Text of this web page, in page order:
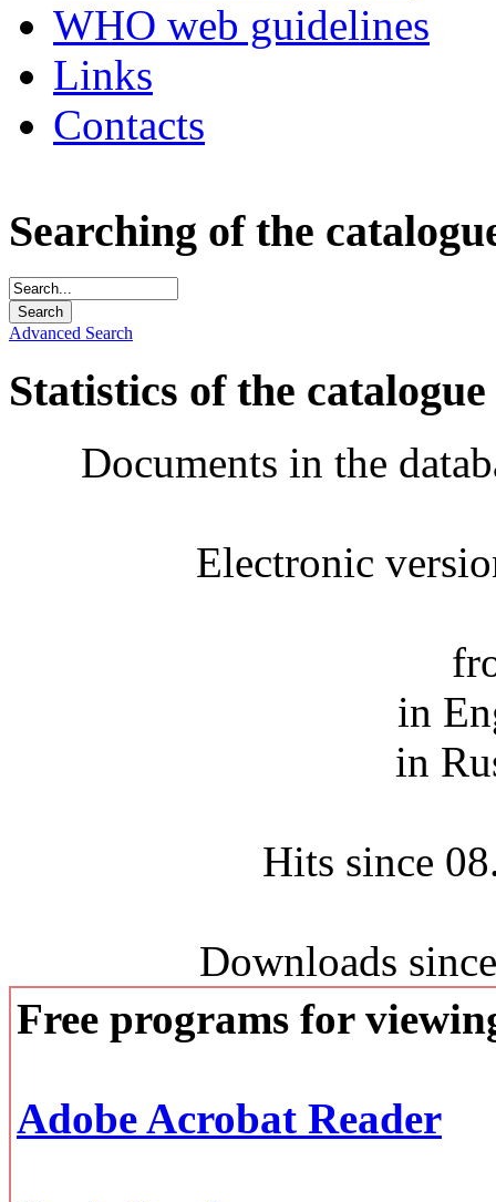
WHO web guidelines
Links
Contacts
Searching of the
Advanced Search
Statistics of the catalogue
Documents in the
Electronic
in
in
Hits since
Downloads
Free programs for
Adobe Acrobat Reader